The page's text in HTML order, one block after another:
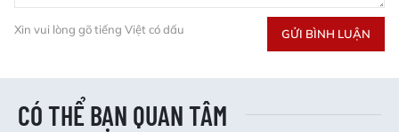
Xin vui lòng gõ tiếng Việt có dấu GỬI BÌNH LUẬN
CÓ THỂ BẠN QUAN TÂM